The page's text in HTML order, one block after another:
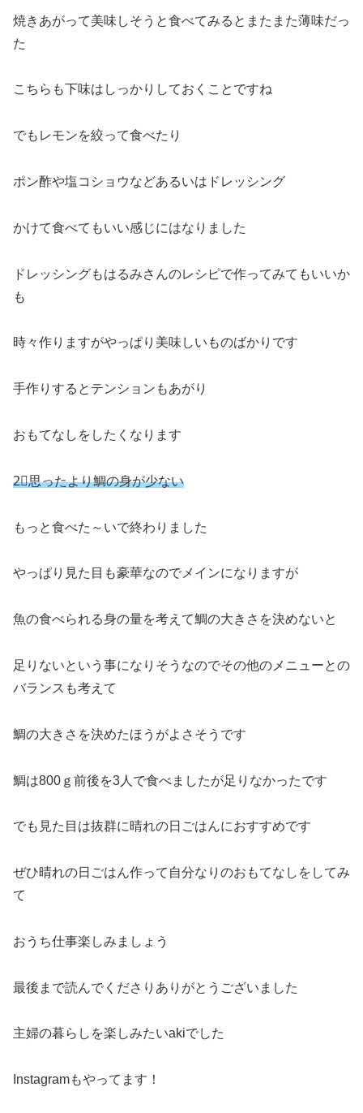
焼きあがって美味しそうと食べてみるとまたまた薄味だっ
た
こちらも下味はしっかりしておくことですね
でもレモンを絞って食べたり
ポン酢や塩コショウなどあるいはドレッシング
かけて食べてもいい感じにはなりました
ドレッシングもはるみさんのレシピで作ってみてもいいか
も
時々作りますがやっぱり美味しいものばかりです
手作りするとテンションもあがり
おもてなしをしたくなります
2⃣思ったより鯛の身が少ない
もっと食べた～いで終わりました
やっぱり見た目も豪華なのでメインになりますが
魚の食べられる身の量を考えて鯛の大きさを決めないと
足りないという事になりそうなのでその他のメニューとの
バランスも考えて
鯛の大きさを決めたほうがよさそうです
鯛は800ｇ前後を3人で食べましたが足りなかったです
でも見た目は抜群に晴れの日ごはんにおすすめです
ぜひ晴れの日ごはん作って自分なりのおもてなしをしてみ
て
おうち仕事楽しみましょう
最後まで読んでくださりありがとうございました
主婦の暮らしを楽しみたいakiでした
Instagramもやってます！